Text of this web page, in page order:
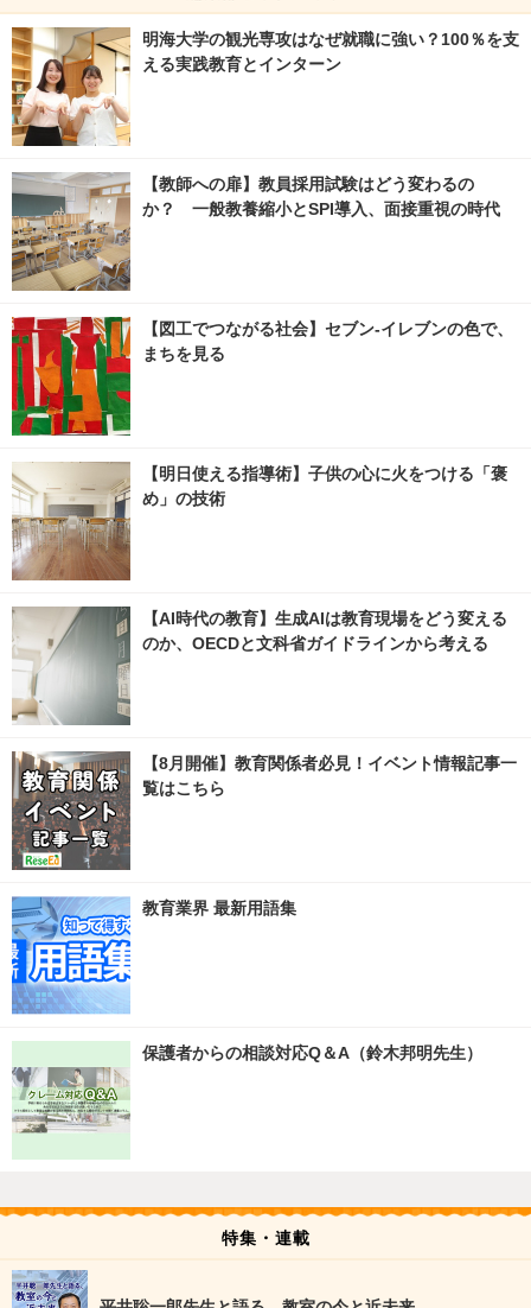
明海大学の観光専攻はなぜ就職に強い？100％を支
える実践教育とインターン
【教師への扉】教員採用試験はどう変わるの
か？ 一般教養縮小とSPI導入、面接重視の時代
【図工でつながる社会】セブン‐イレブンの色で、
まちを見る
【明日使える指導術】子供の心に火をつける「褒
め」の技術
【AI時代の教育】生成AIは教育現場をどう変える
のか、OECDと文科省ガイドラインから考える
【8月開催】教育関係者必見！イベント情報記事一
覧はこちら
教育業界 最新用語集
保護者からの相談対応Q＆A（鈴木邦明先生）
特集・連載